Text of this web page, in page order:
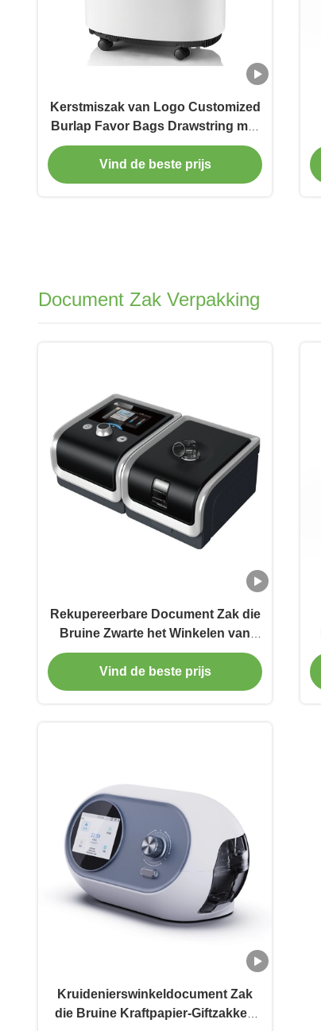
Kerstmiszak van Logo Customized
Burlap Favor Bags Drawstring met
Duidelijk Venster
Vind de beste prijs
Document Zak Verpakking
Rekupereerbare Document Zak die
Bruine Zwarte het Winkelen van
Douanekraftpapier Document
Zakken met Handvat verpakken
Vind de beste prijs
Kruidenierswinkeldocument Zak
die Bruine Kraftpapier-Giftzakken